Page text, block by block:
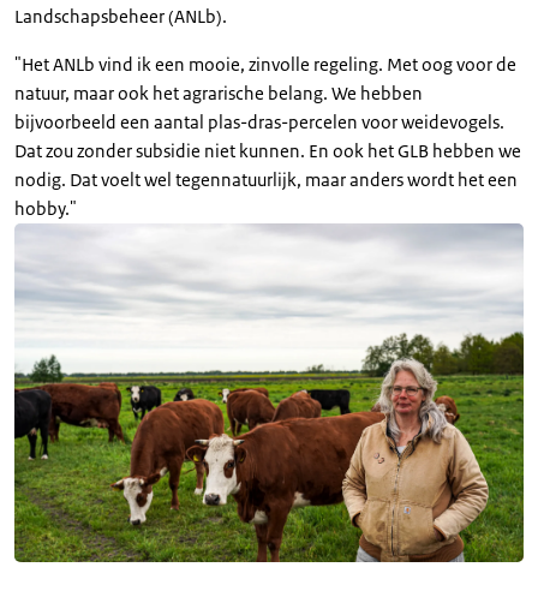
Landschapsbeheer (ANLb).
"Het ANLb vind ik een mooie, zinvolle regeling. Met oog voor de
natuur, maar ook het agrarische belang. We hebben
bijvoorbeeld een aantal plas-dras-percelen voor weidevogels.
Dat zou zonder subsidie niet kunnen. En ook het GLB hebben we
nodig. Dat voelt wel tegennatuurlijk, maar anders wordt het een
hobby."